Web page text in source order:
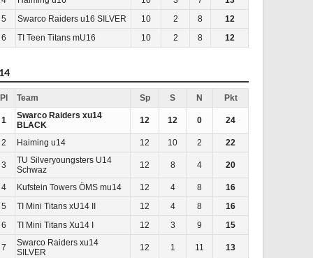
5
Swarco Raiders u16 SILVER 10 2 8
12
6
TI Teen Titans mU16 10 2 8 12
Pl Team Sp S N Pkt
1
Swarco Raiders xu14
BLACK
12 12 0 24
2 Haiming u14 12 10 2 22
3
TU Silveryoungsters U14
Schwaz
12 8 4 20
4 Kufstein Towers ÖMS mu14 12 4 8
16
5
TI Mini Titans xU14 II 12 4 8
16
6
TI Mini Titans Xu14 I 12 3 9 15
7
Swarco Raiders xu14
SILVER
12 1 11 13